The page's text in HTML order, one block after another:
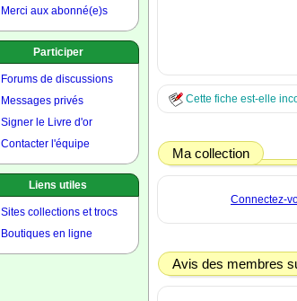
Merci aux abonné(e)s
Participer
Forums de discussions
Messages privés
Signer le Livre d'or
Contacter l'équipe
Liens utiles
Sites collections et trocs
Boutiques en ligne
Cette fiche est-elle
Ma collection
Connectez-
Avis des membres